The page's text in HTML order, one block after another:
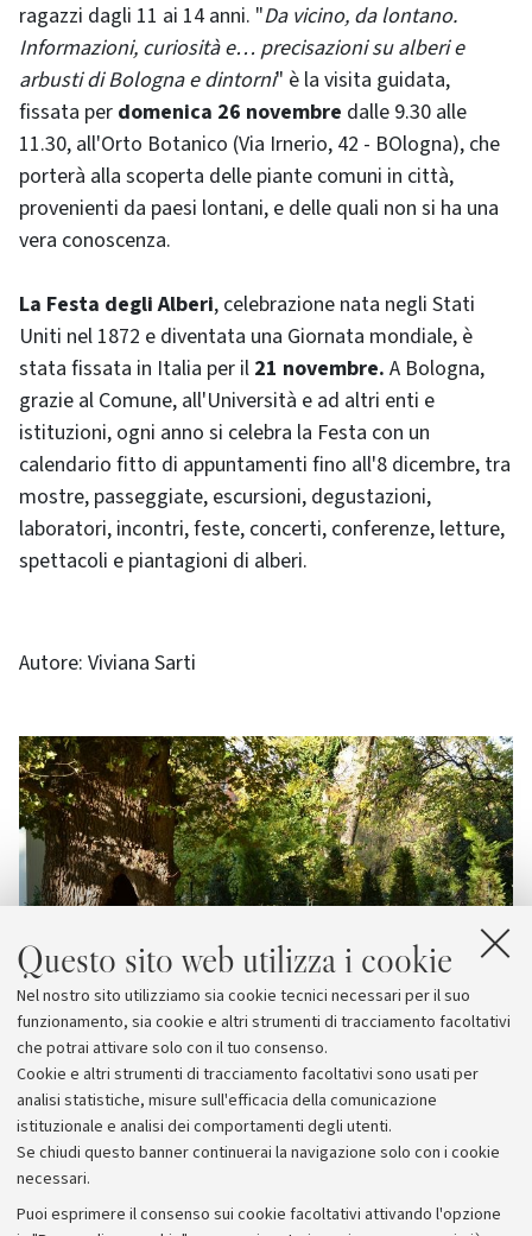
Questo sito web utilizza i cookie
Nel nostro sito utilizziamo sia cookie tecnici necessari per il suo
funzionamento, sia cookie e altri strumenti di tracciamento facoltativi
che potrai attivare solo con il tuo consenso.
Cookie e altri strumenti di tracciamento facoltativi sono usati per
analisi statistiche, misure sull'efficacia della comunicazione
istituzionale e analisi dei comportamenti degli utenti.
Se chiudi questo banner continuerai la navigazione solo con i cookie
necessari.
Puoi esprimere il consenso sui cookie facoltativi attivando l'opzione
ragazzi dagli 11 ai 14 anni. "Da vicino, da lontano.
Informazioni, curiosità e… precisazioni su alberi e
arbusti di Bologna e dintorni" è la visita guidata,
fissata per domenica 26 novembre dalle 9.30 alle
11.30, all'Orto Botanico (Via Irnerio, 42 - BOlogna), che
porterà alla scoperta delle piante comuni in città,
provenienti da paesi lontani, e delle quali non si ha una
vera conoscenza.
La Festa degli Alberi, celebrazione nata negli Stati
Uniti nel 1872 e diventata una Giornata mondiale, è
stata fissata in Italia per il 21 novembre. A Bologna,
grazie al Comune, all'Università e ad altri enti e
istituzioni, ogni anno si celebra la Festa con un
calendario fitto di appuntamenti fino all'8 dicembre, tra
mostre, passeggiate, escursioni, degustazioni,
laboratori, incontri, feste, concerti, conferenze, letture,
spettacoli e piantagioni di alberi.
Autore: Viviana Sarti
Archivio